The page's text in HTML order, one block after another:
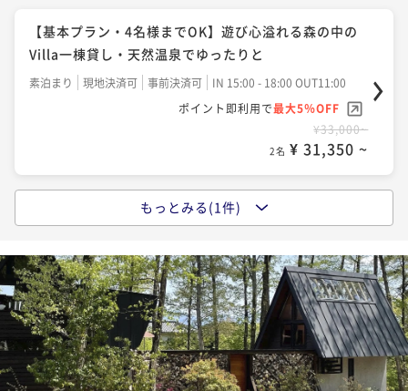
【基本プラン・4名様までOK】遊び心溢れる森の中の
Villa一棟貸し・天然温泉でゆったりと
素泊まり 現地決済可 事前決済可
IN 15:00 - 18:00 OUT11:00
ポイント即利用で最大5％OFF
¥33,000~
2名 ¥ 31,350 ~
【BBQ設備貸出・4名様までOK】自然の中でBBQ・Vil
素泊まり 現地決済可 事前決済可
IN 15:00 - 18:00 OUT11:00
ポイント即利用で最大5％OFF
¥37,620~
2名 ¥ 35,739 ~
もっとみる(1件)